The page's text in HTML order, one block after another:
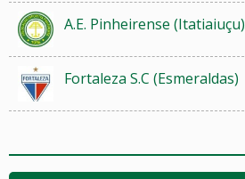
A.E. Pinheirense (Itatiaiuçu)
Fortaleza S.C (Esmeraldas)